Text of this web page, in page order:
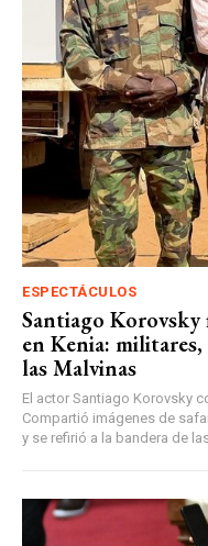
ESPECTÁCULOS
Santiago
en Kenia:
las Malvinas
El actor Santiago Korovsky
Compartió imágenes de
y se refirió a la bandera de